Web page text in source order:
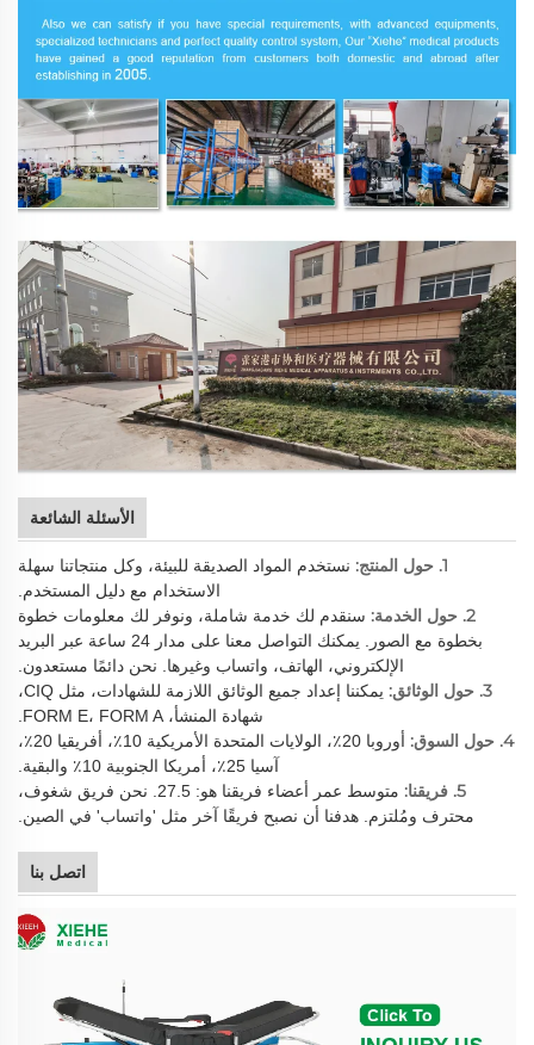
الأسئلة الشائعة
1. حول المنتج:
نستخدم المواد الصديقة للبيئة، وكل منتجاتنا سهلة
الاستخدام مع دليل المستخدم.
2. حول الخدمة:
سنقدم لك خدمة شاملة، ونوفر لك معلومات خطوة
بخطوة مع الصور. يمكنك التواصل معنا على مدار 24 ساعة عبر البريد
الإلكتروني، الهاتف، واتساب وغيرها. نحن دائمًا مستعدون.
3. حول الوثائق:
يمكننا إعداد جميع الوثائق اللازمة للشهادات، مثل CIQ،
شهادة المنشأ، FORM E، FORM A.
4. حول السوق:
أوروبا 20٪، الولايات المتحدة الأمريكية 10٪، أفريقيا 20٪،
آسيا 25٪، أمريكا الجنوبية 10٪ والبقية.
5. فريقنا:
متوسط عمر أعضاء فريقنا هو: 27.5. نحن فريق شغوف،
محترف ومُلتزم. هدفنا أن نصبح فريقًا آخر مثل 'واتساب' في الصين.
اتصل بنا